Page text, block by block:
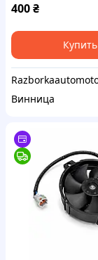
400₴
Купить
Винница